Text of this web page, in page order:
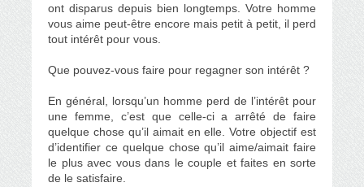
ont disparus depuis bien longtemps. Votre homme
vous aime peut-être encore mais petit à petit, il perd
tout intérêt pour vous.
Que pouvez-vous faire pour regagner son intérêt ?
En général, lorsqu’un homme perd de l’intérêt pour
une femme, c’est que celle-ci a arrêté de faire
quelque chose qu’il aimait en elle. Votre objectif est
d’identifier ce quelque chosequ’il aime/aimait faire
le plus avec vous dans le couple et faites en sorte
de le satisfaire.